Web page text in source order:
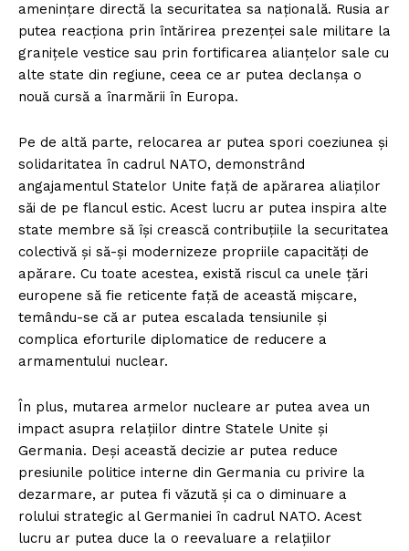
amenințare directă la securitatea sa națională. Rusia ar
putea reacționa prin întărirea prezenței sale militare la
granițele vestice sau prin fortificarea alianțelor sale cu
alte state din regiune, ceea ce ar putea declanșa o
nouă cursă a înarmării în Europa.
Pe de altă parte, relocarea ar putea spori coeziunea și
solidaritatea în cadrul NATO, demonstrând
angajamentul Statelor Unite față de apărarea aliaților
săi de pe flancul estic. Acest lucru ar putea inspira alte
state membre să își crească contribuțiile la securitatea
colectivă și să-și modernizeze propriile capacități de
apărare. Cu toate acestea, există riscul ca unele țări
europene să fie reticente față de această mișcare,
temându-se că ar putea escalada tensiunile și
complica eforturile diplomatice de reducere a
armamentului nuclear.
În plus, mutarea armelor nucleare ar putea avea un
impact asupra relațiilor dintre Statele Unite și
Germania. Deși această decizie ar putea reduce
presiunile politice interne din Germania cu privire la
dezarmare, ar putea fi văzută și ca o diminuare a
rolului strategic al Germaniei în cadrul NATO. Acest
lucru ar putea duce la o reevaluare a relațiilor